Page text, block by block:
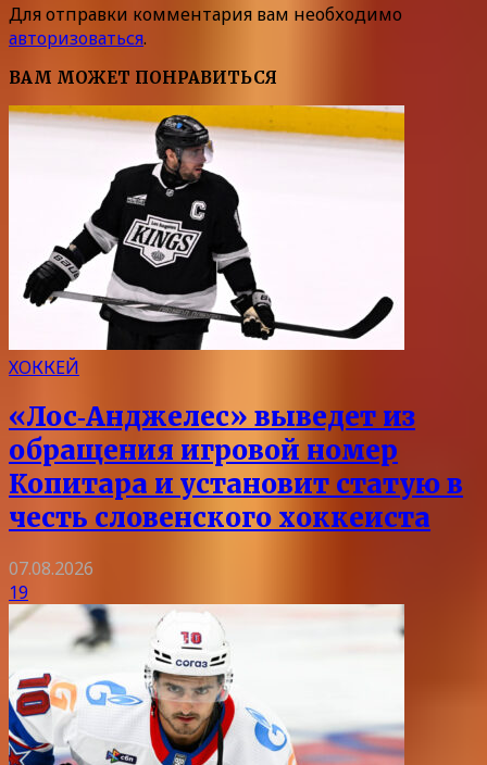
Для отправки комментария вам необходимо
авторизоваться.
ВАМ МОЖЕТ ПОНРАВИТЬСЯ
ХОККЕЙ
«Лос‑Анджелес» выведет из
обращения игровой номер
Копитара и установит статую в
честь словенского хоккеиста
07.08.2026
19